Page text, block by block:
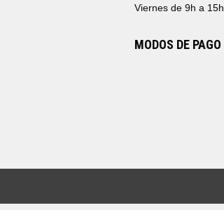
Viernes de 9h a 15h
MODOS DE PAGO